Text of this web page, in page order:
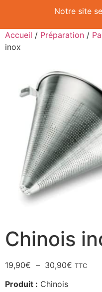
Notre site
Accueil / Préparation /
inox
Chinois
19,90€ – 30,90€ TTC
Produit : Chinois